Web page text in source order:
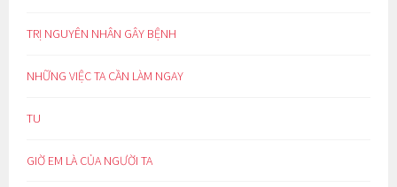
TRỊ NGUYÊN NHÂN GÂY BỆNH
NHỮNG VIỆC TA CẦN LÀM NGAY
TU
GIỜ EM LÀ CỦA NGƯỜI TA